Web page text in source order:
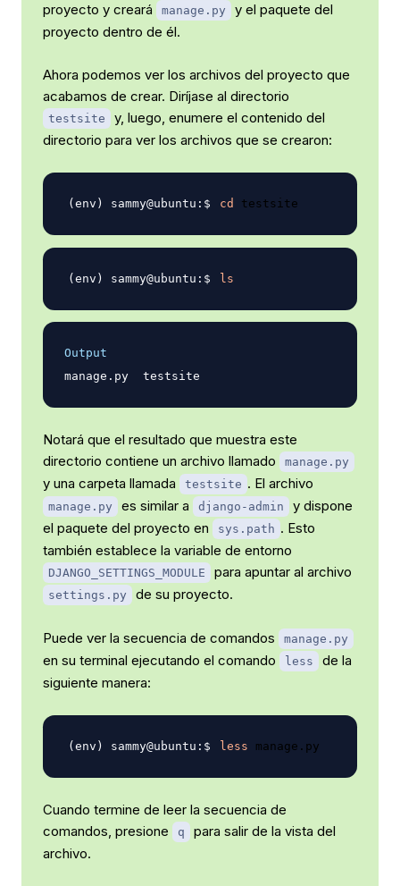
proyecto y creará
manage.py
y el paquete del
proyecto dentro de él.
Ahora podemos ver los archivos del proyecto que
acabamos de crear. Diríjase al directorio
testsite
y, luego, enumere el contenido del
directorio para ver los archivos que se crearon:
cd
ls
Output
Notará que el resultado que muestra este
directorio contiene un archivo llamado
manage.py
y una carpeta llamada testsite . El archivo
manage.py es similar a django-admin
y dispone
el paquete del proyecto en
sys.path . Esto
también establece la variable de entorno
DJANGO_SETTINGS_MODULE para apuntar al archivo
settings.py de su proyecto.
Puede ver la secuencia de comandos manage.py
en su terminal ejecutando el comando less
de la
siguiente manera:
less
Cuando termine de leer la secuencia de
comandos, presione
q
para salir de la vista del
archivo.